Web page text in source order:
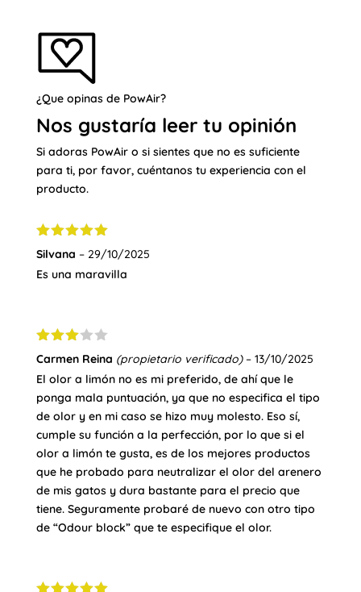
¿Que opinas de PowAir?
Nos gustaría leer tu opinión
Si adoras PowAir o si sientes que no es suficiente
para ti, por favor, cuéntanos tu experiencia con el
producto.
Valorado
con5de 5
Silvana – 29/10/2025
Es una maravilla
Valora
do con
3de 5
Carmen Reina (propietario verificado) – 13/10/2025
El olor a limón no es mi preferido, de ahí que le
ponga mala puntuación, ya que no especifica el tipo
de olor y en mi caso se hizo muy molesto. Eso sí,
cumple su función a la perfección, por lo que si el
olor a limón te gusta, es de los mejores productos
que he probado para neutralizar el olor del arenero
de mis gatos y dura bastante para el precio que
tiene. Seguramente probaré de nuevo con otro tipo
de “Odour block” que te especifique el olor.